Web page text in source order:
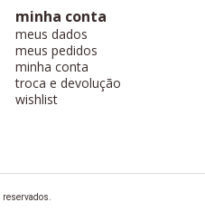
minha conta
meus dados
meus pedidos
minha conta
troca e devolução
wishlist